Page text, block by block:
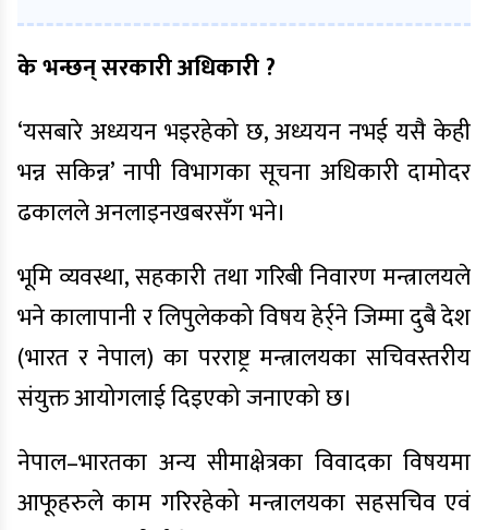
के भन्छन् सरकारी अधिकारी ?
‘यसबारे अध्ययन भइरहेको छ, अध्ययन नभई यसै केही
भन्न सकिन्न’ नापी विभागका सूचना अधिकारी दामोदर
ढकालले अनलाइनखबरसँग भने।
भूमि व्यवस्था, सहकारी तथा गरिबी निवारण मन्त्रालयले
भने कालापानी र लिपुलेकको विषय हेर्र्ने जिम्मा दुबै देश
(भारत र नेपाल) का परराष्ट्र मन्त्रालयका सचिवस्तरीय
संयुक्त आयोगलाई दिइएको जनाएको छ।
नेपाल–भारतका अन्य सीमाक्षेत्रका विवादका विषयमा
आफूहरुले काम गरिरहेको मन्त्रालयका सहसचिव एवं